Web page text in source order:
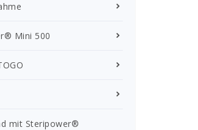
Mini 500
mit Steripower®